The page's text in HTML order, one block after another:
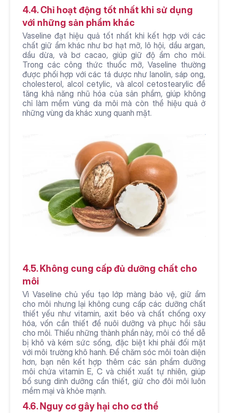
4.4. Chỉ hoạt động tốt nhất khi sử dụng
với những sản phẩm khác
Vaseline đạt hiệu quả tốt nhất khi kết hợp với các
chất giữ ẩm khác như bơ hạt mỡ, lô hội, dầu argan,
dầu dừa, và bơ cacao, giúp giữ độ ẩm cho môi.
Trong các công thức thuốc mỡ, Vaseline thường
được phối hợp với các tá dược như lanolin, sáp ong,
cholesterol, alcol cetylic, và alcol cetostearylic để
tăng khả năng nhũ hóa của sản phẩm, giúp không
chỉ làm mềm vùng da môi mà còn thể hiệu quả ở
những vùng da khác xung quanh mặt.
4.5. Không cung cấp đủ dưỡng chất cho
môi
Vì Vaseline chủ yếu tạo lớp màng bảo vệ, giữ ẩm
cho môi nhưng lại không cung cấp các dưỡng chất
thiết yếu như vitamin, axit béo và chất chống oxy
hóa, vốn cần thiết để nuôi dưỡng và phục hồi sâu
cho môi. Thiếu những thành phần này, môi có thể dễ
bị khô và kém sức sống, đặc biệt khi phải đối mặt
với môi trường khô hanh. Để chăm sóc môi toàn diện
hơn, bạn nên kết hợp thêm các sản phẩm dưỡng
môi chứa vitamin E, C và chiết xuất tự nhiên, giúp
bổ sung dinh dưỡng cần thiết, giữ cho đôi môi luôn
mềm mại và khỏe mạnh.
4.6. Nguy cơ gây hại cho cơ thể